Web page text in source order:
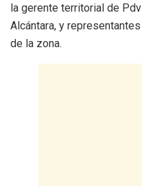
la gerente territorial de
Alcántara, y
de la zona.